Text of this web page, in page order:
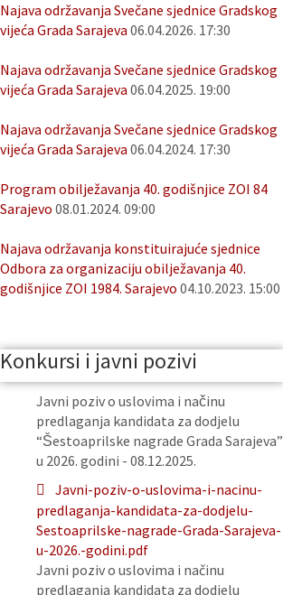
Najava održavanja Svečane sjednice Gradskog
vijeća Grada Sarajeva 06.04.2026. 17:30
Najava održavanja Svečane sjednice Gradskog
vijeća Grada Sarajeva 06.04.2025. 19:00
Najava održavanja Svečane sjednice Gradskog
vijeća Grada Sarajeva 06.04.2024. 17:30
Program obilježavanja 40. godišnjice ZOI 84
Sarajevo 08.01.2024. 09:00
Najava održavanja konstituirajuće sjednice
Odbora za organizaciju obilježavanja 40.
godišnjice ZOI 1984. Sarajevo 04.10.2023. 15:00
Konkursi i javni pozivi
Javni poziv o uslovima i načinu
predlaganja kandidata za dodjelu
“Šestoaprilske nagrade Grada Sarajeva”
u 2026. godini - 08.12.2025.
Javni-poziv-o-uslovima-i-nacinu-
predlaganja-kandidata-za-dodjelu-
Sestoaprilske-nagrade-Grada-Sarajeva-
u-2026.-godini.pdf
Javni poziv o uslovima i načinu
predlaganja kandidata za dodjelu